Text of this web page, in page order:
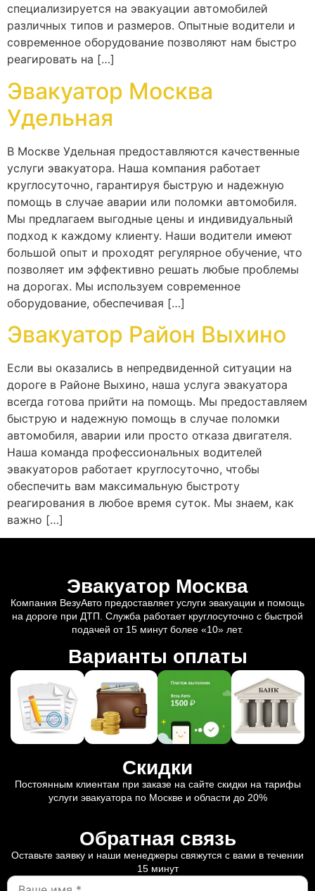
специализируется на эвакуации автомобилей
различных типов и размеров. Опытные водители и
современное оборудование позволяют нам быстро
реагировать на […]
Эвакуатор Москва
Удельная
В Москве Удельная предоставляются качественные
услуги эвакуатора. Наша компания работает
круглосуточно, гарантируя быструю и надежную
помощь в случае аварии или поломки автомобиля.
Мы предлагаем выгодные цены и индивидуальный
подход к каждому клиенту. Наши водители имеют
большой опыт и проходят регулярное обучение, что
позволяет им эффективно решать любые проблемы
на дорогах. Мы используем современное
оборудование, обеспечивая […]
Эвакуатор Район Выхино
Если вы оказались в непредвиденной ситуации на
дороге в Районе Выхино, наша услуга эвакуатора
всегда готова прийти на помощь. Мы предоставляем
быструю и надежную помощь в случае поломки
автомобиля, аварии или просто отказа двигателя.
Наша команда профессиональных водителей
эвакуаторов работает круглосуточно, чтобы
обеспечить вам максимальную быстроту
реагирования в любое время суток. Мы знаем, как
важно […]
Эвакуатор Москва
Компания ВезуАвто предоставляет услуги эвакуации и помощь
на дороге при ДТП. Служба работает круглосуточно с быстрой
подачей от 15 минут более «10» лет.
Варианты оплаты
Скидки
Постоянным клиентам при заказе на сайте скидки на тарифы
услуги эвакуатора по Москве и области до 20%
Обратная связь
Оставьте заявку и наши менеджеры свяжутся с вами в течении
15 минут